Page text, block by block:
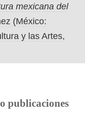
mexicana del
(México:
y las Artes,
publicaciones